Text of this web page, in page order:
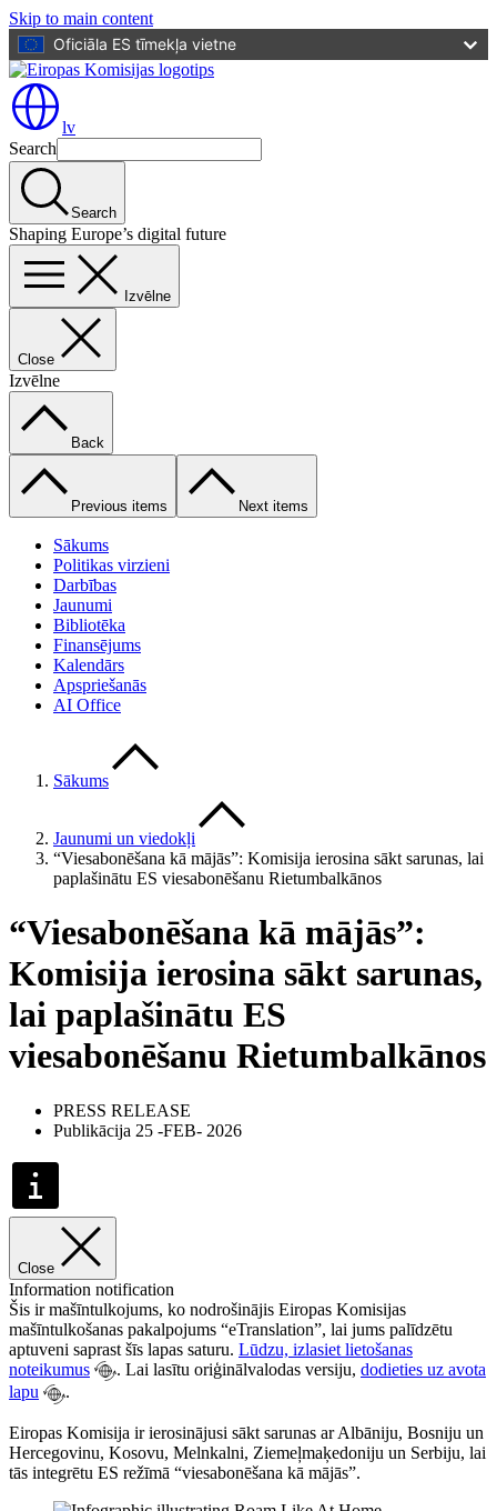
Skip to main content
Oficiāla ES tīmekļa vietne
lv
Search
Search
Shaping Europe’s digital future
Izvēlne
Close
Izvēlne
Back
Previous items Next items
Sākums
Politikas virzieni
Darbības
Jaunumi
Bibliotēka
Finansējums
Kalendārs
Apspriešanās
AI Office
Sākums
Jaunumi un viedokļi
“Viesabonēšana kā mājās”: Komisija ierosina sākt sarunas, lai
paplašinātu ES viesabonēšanu Rietumbalkānos
“Viesabonēšana kā mājās”:
Komisija ierosina sākt sarunas,
lai paplašinātu ES
viesabonēšanu Rietumbalkānos
PRESS RELEASE
Publikācija 25 -FEB- 2026
Close
Information notification
Šis ir mašīntulkojums, ko nodrošinājis Eiropas Komisijas
mašīntulkošanas pakalpojums “eTranslation”, lai jums palīdzētu
aptuveni saprast šīs lapas saturu. Lūdzu, izlasiet lietošanas
noteikumus
. Lai lasītu oriģinālvalodas versiju, dodieties uz avota
lapu
.
Eiropas Komisija ir ierosinājusi sākt sarunas ar Albāniju, Bosniju un
Hercegovinu, Kosovu, Melnkalni, Ziemeļmaķedoniju un Serbiju, lai
tās integrētu ES režīmā “viesabonēšana kā mājās”.